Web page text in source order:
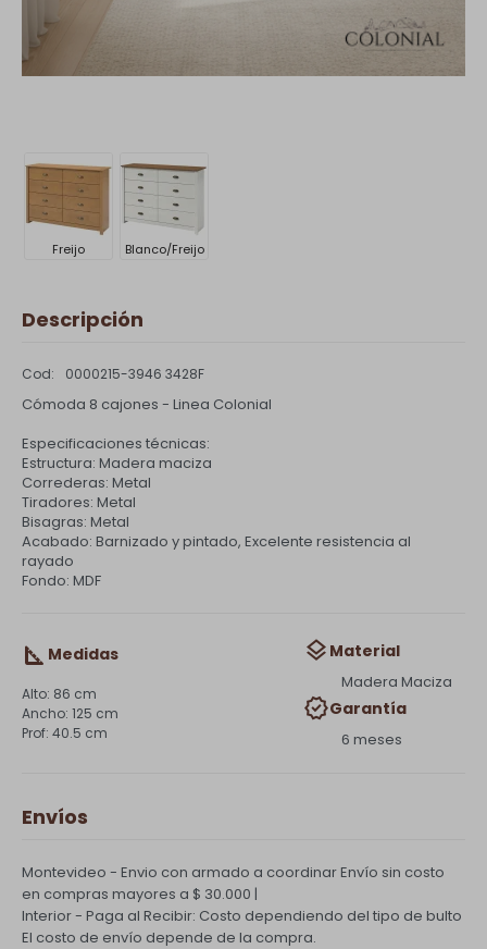
Freijo Blanco/Freijo
Descripción
0000215-3946 3428F
Cómoda 8 cajones - Linea Colonial
Especificaciones técnicas:
Estructura: Madera maciza
Correderas: Metal
Tiradores: Metal
Bisagras: Metal
Acabado: Barnizado y pintado, Excelente resistencia al
rayado
Fondo: MDF
Medidas
86 cm
125 cm
40.5 cm
Material
Madera Maciza
Garantía
6 meses
Envíos
Montevideo - Envio con armado a coordinarEnvío sin costo
en compras mayores a $ 30.000 |
Interior - Paga al Recibir: Costo dependiendo del tipo de bulto
El costo de envío depende de la compra.